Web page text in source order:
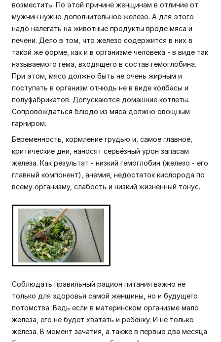
возместить. По этой причине женщинам в отличие от
мужчин нужно дополнительное железо. А для этого
надо налегать на животные продукты вроде мяса и
печени. Дело в том, что железо содержится в них в
такой же форме, как и в организме человека - в виде так
называемого гема, входящего в состав гемоглобина.
При этом, мясо должно быть не очень жирным и
поступать в организм отнюдь не в виде колбасы и
полуфабрикатов. Допускаются домашние котлеты.
Сопровождаться блюдо из мяса должно овощным
гарниром.
Беременность, кормление грудью и, самое главное,
критические дни, наносят серьёзный урон запасам
железа. Как результат - низкий гемоглобин (железо - его
главный компонент), анемия, недостаток кислорода по
всему организму, слабость и низкий жизненный тонус.
Соблюдать правильный рацион питания важно не
только для здоровья самой женщины, но и будущего
потомства. Ведь если в материнском организме мало
железа, его не будет хватать и ребёнку. И не только
железа. В момент зачатия, а также в первые два месяца